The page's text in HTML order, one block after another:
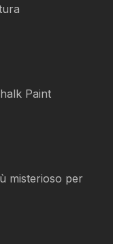
Paint
misterioso per